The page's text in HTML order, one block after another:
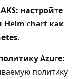
настройте
Helm chart как
Azure:
политику